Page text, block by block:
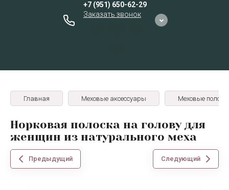
+7 (951) 650-62-29
Заказать звонок
Главная Меховые аксессуары Меховые
Норковая полоска на голову для
женщин из натурального меха
Предыдущий Следующий